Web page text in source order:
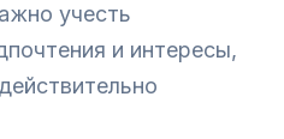
учесть
и интересы,